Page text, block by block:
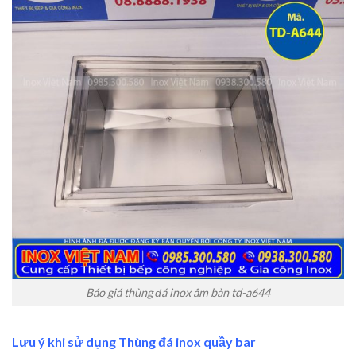
Báo giá thùng đá inox âm bàn td-a644
Lưu ý khi sử dụng Thùng đá inox quầy bar